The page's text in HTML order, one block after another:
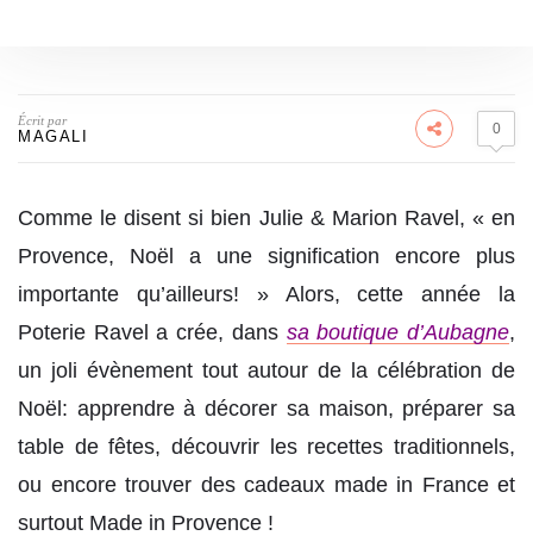
Écrit par
MAGALI 0
Comme le disent si bien Julie & Marion Ravel, « en
Provence, Noël a une signification encore plus
importante qu’ailleurs! » Alors, cette année la
Poterie Ravel a crée, dans sa boutique d’Aubagne,
un joli évènement tout autour de la célébration de
Noël: apprendre à décorer sa maison, préparer sa
table de fêtes, découvrir les recettes traditionnels,
ou encore trouver des cadeaux made in France et
surtout Made in Provence !